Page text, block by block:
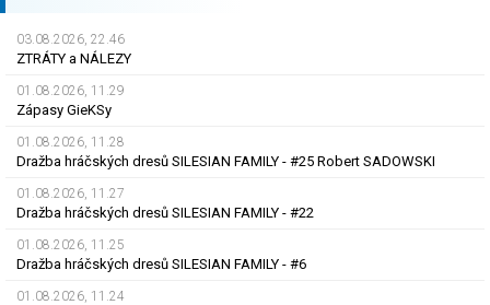
03.08.2026, 22.46
ZTRÁTY a NÁLEZY
01.08.2026, 11.29
Zápasy GieKSy
01.08.2026, 11.28
Dražba hráčských dresů SILESIAN FAMILY - #25 Robert SADOWSKI
01.08.2026, 11.27
Dražba hráčských dresů SILESIAN FAMILY - #22
01.08.2026, 11.25
Dražba hráčských dresů SILESIAN FAMILY - #6
01.08.2026, 11.24